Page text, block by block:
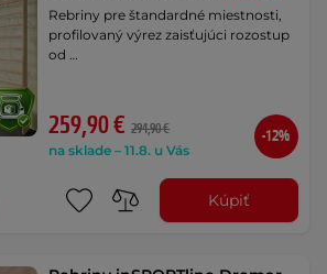
Rebriny pre štandardné miestnosti,
profilovaný výrez zaisťujúci rozostup
od …
259,90 € 294,90 €
na sklade – 11.8. u Vás
-12%
Kúpiť